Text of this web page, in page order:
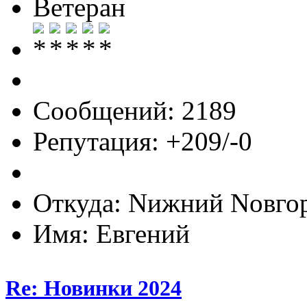
Ветеран
Сообщений: 2189
Репутация: +209/-0
Откуда: Nижний
Имя: Евгений
Re: Новинки 2024